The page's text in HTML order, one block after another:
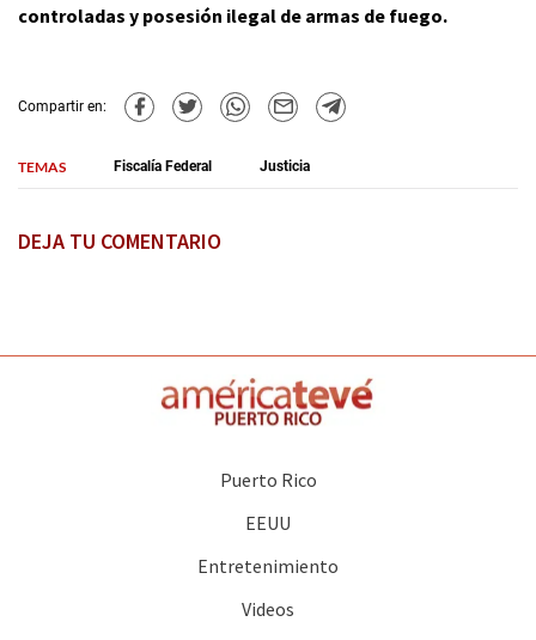
controladas y posesión ilegal de armas de fuego.
Compartir en:
TEMAS Fiscalía Federal Justicia
DEJA TU COMENTARIO
Puerto Rico
EEUU
Entretenimiento
Videos